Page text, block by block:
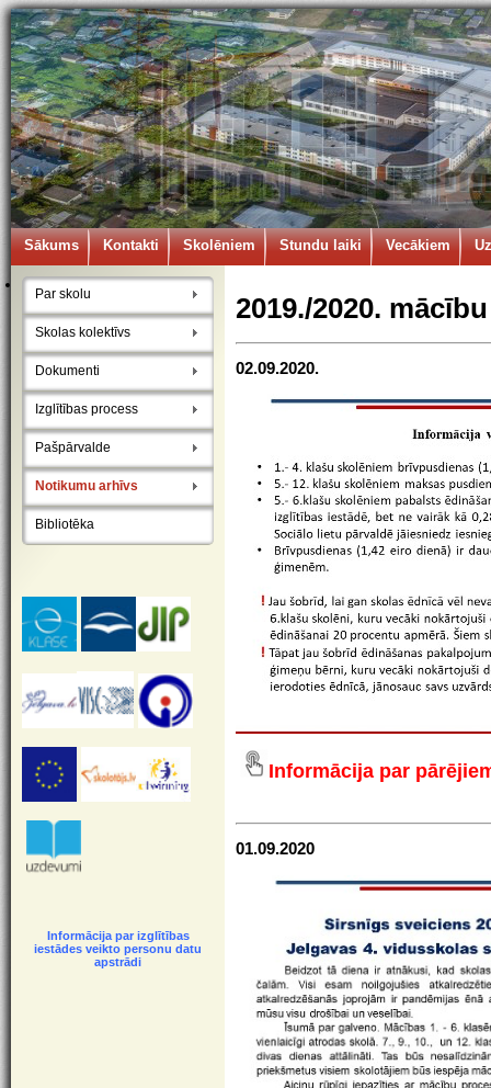
Sākums Kontakti Skolēniem Stundu laiki Vecākiem
Par skolu
Skolas kolektīvs
Dokumenti
Izglītības process
Pašpārvalde
Notikumu arhīvs
Bibliotēka
Informācija par izglītības
iestādes veikto personu datu
apstrādi
2019./2020.
02.09.2020.
Informācija par
01.09.2020